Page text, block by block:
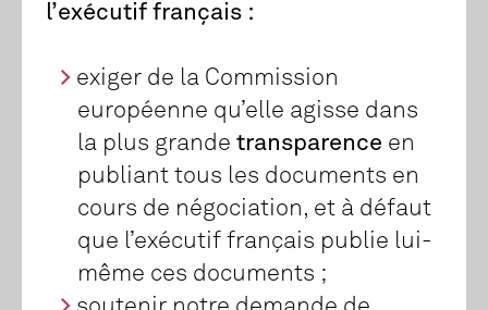
l’exécutif français :
exiger de la Commission
européenne qu’elle agisse dans
la plus grande transparence en
publiant tous les documents en
cours de négociation, et à défaut
que l’exécutif français publie lui-
même ces documents ;